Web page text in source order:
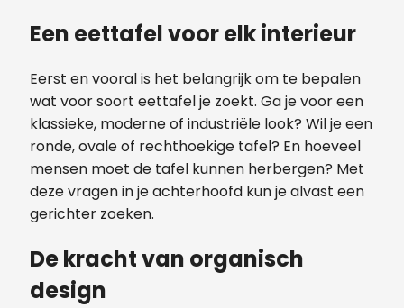
Een eettafel voor elk interieur
Eerst en vooral is het belangrijk om te bepalen
wat voor soort eettafel je zoekt. Ga je voor een
klassieke, moderne of industriële look? Wil je een
ronde, ovale of rechthoekige tafel? En hoeveel
mensen moet de tafel kunnen herbergen? Met
deze vragen in je achterhoofd kun je alvast een
gerichter zoeken.
De kracht van organisch
design